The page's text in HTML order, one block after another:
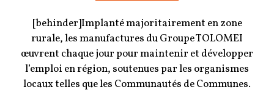
[behinder]Implanté majoritairement en zone
rurale, les manufactures du Groupe TOLOMEI
œuvrent chaque jour pour maintenir et développer
l’emploi en région, soutenues par les organismes
locaux telles que les Communautés de Communes.